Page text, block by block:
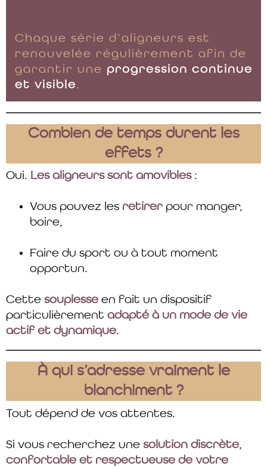
Chaque série d’aligneurs est
renouvelée régulièrement afin de
garantir une progression continue
et visible.
Combien de temps durent les
effets ?
Oui. Les aligneurs sont amovibles:
Vous pouvez les retirer pour manger,
boire,
Faire du sport ou à tout moment
opportun.
Cette souplesse en fait un dispositif
particulièrement adapté à un mode de vie
actif et dynamique.
À qui s’adresse vraiment le
blanchiment ?
Tout dépend de vos attentes.
Si vous recherchez une solution discrète,
confortable et respectueuse de votre